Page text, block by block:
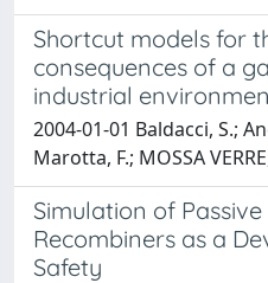
Shortcut models for
consequences of a
industrial
2004-01-01 Baldacci, S.;
Marotta, F.; MOSSA
Simulation of
Recombiners as a
Safety